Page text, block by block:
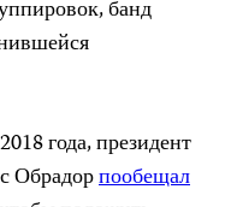
банд
года, президент
Обрадорпообещал